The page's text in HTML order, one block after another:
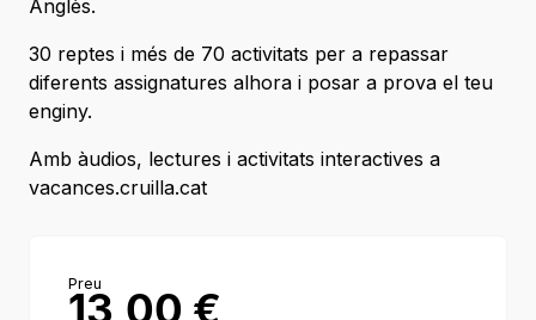
Anglès.
30 reptes i més de 70 activitats per a repassar
diferents assignatures alhora i posar a prova el teu
enginy.
Amb àudios, lectures i activitats interactives a
vacances.cruilla.cat
Preu
13,00 €